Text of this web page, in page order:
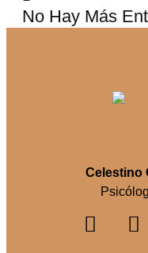
No Hay Más
Celestino